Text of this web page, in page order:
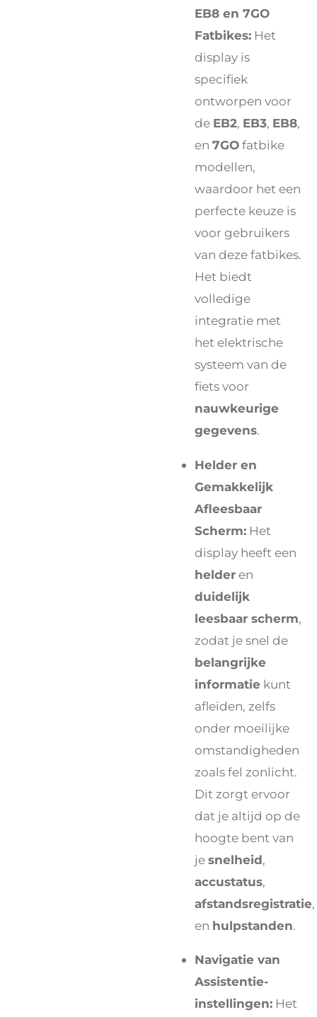
EB8 en 7GO
Fatbikes: Het
display is
specifiek
ontworpen voor
de EB2, EB3, EB8,
en 7GOfatbike
modellen,
waardoor het een
perfecte keuze is
voor gebruikers
van deze fatbikes.
Het biedt
volledige
integratie met
het elektrische
systeem van de
fiets voor
nauwkeurige
gegevens.
Helder en
Gemakkelijk
Afleesbaar
Scherm: Het
display heeft een
helderen
duidelijk
leesbaar scherm,
zodat je snel de
belangrijke
informatie kunt
afleiden, zelfs
onder moeilijke
omstandigheden
zoals fel zonlicht.
Dit zorgt ervoor
dat je altijd op de
hoogte bent van
jesnelheid,
accustatus,
afstandsregistratie,
en hulpstanden.
Navigatie van
Assistentie-
instellingen: Het